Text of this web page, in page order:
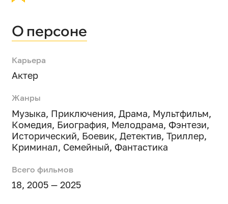
О персоне
Карьера
Актер
Жанры
Музыка, Приключения, Драма, Мультфильм,
Комедия, Биография, Мелодрама, Фэнтези,
Исторический, Боевик, Детектив, Триллер,
Криминал, Семейный, Фантастика
Всего фильмов
18, 2005 — 2025